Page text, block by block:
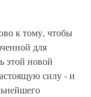
к тому, чтобы
для
этой новой
силу - и